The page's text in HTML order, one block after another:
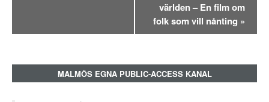
världen – En film om
folk som vill nånting »
MALMÖS EGNA PUBLIC-ACCESS KANAL